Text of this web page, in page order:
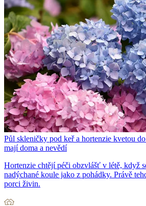
Půl skleničky pod keř a hortenzie kvetou
mají doma a nevědí
Hortenzie chtějí péči obzvlášť v létě, když
nadýchané koule jako z pohádky. Právě
porci živin.